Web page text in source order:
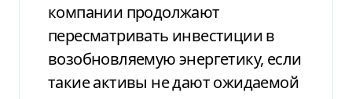
компании продолжают
пересматривать инвестиции в
возобновляемую энергетику, если
такие активы не дают ожидаемой